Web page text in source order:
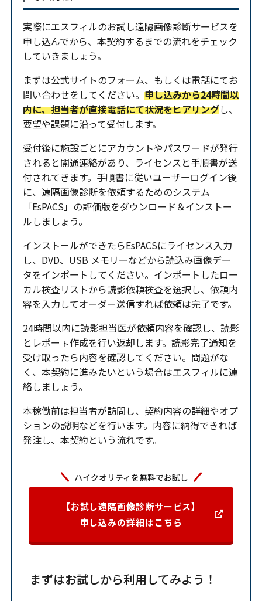
実際にエスフィルのお試し遠隔画像診断サービスを
申し込んでから、本契約するまでの流れをチェック
していきましょう。
まずは公式サイトのフォーム、もしくは電話にてお
問い合わせをしてください。 申し込みから24時間以
内に、担当者が直接電話にて状況をヒアリングし、
要望や課題に沿って受付します。
受付後に施設ごとにアカウントやパスワードが発行
されると開通連絡があり、ライセンスと手順書が送
付されてきます。手順書に従いユーザーログイン後
に、遠隔画像診断を依頼するためのシステム
「EsPACS」の評価版をダウンロード＆インストー
ルしましょう。
インストールができたらEsPACSにライセンス入力
し、DVD、USB メモリーなどから読込み画像デー
タをインポートしてください。インポートしたロー
カル検査リストから読影依頼検査を選択し、依頼内
容を入力してオーダー送信すれば依頼は完了です。
24時間以内に読影担当医が依頼内容を確認し、読影
とレポーㇳ作成を行い返却します。読影完了通知を
受け取ったら内容を確認してください。問題がな
く、本契約に進みたいという場合はエスフィルに連
絡しましょう。
本稼働前は担当者が訪問し、契約内容の詳細やオプ
ションの説明などを行います。内容に納得できれば
発注し、本契約という流れです。
ハイクオリティを無料でお試し
【お試し遠隔画像診断サービス】
申し込みの詳細はこちら
まずはお試しから利用してみよう！